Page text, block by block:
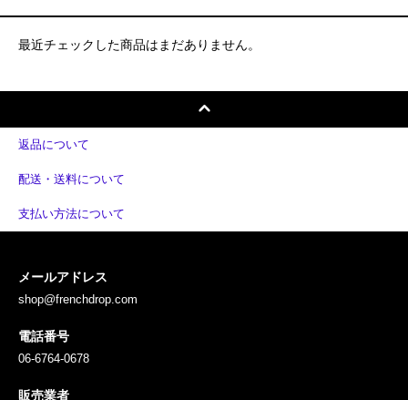
最近チェックした商品はまだありません。
返品について
配送・送料について
支払い方法について
メールアドレス
shop@frenchdrop.com
電話番号
06-6764-0678
販売業者